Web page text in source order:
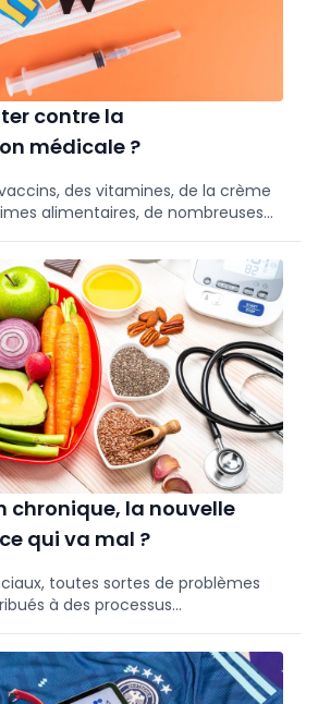
contre la
médicale ?
des vitamines, de la crème
alimentaires, de nombreuses
Quelle est la meilleure
?
la nouvelle
qui va mal ?
toutes sortes de problèmes
à des processus
inflammation chronique. La
est souvent un complément
régime anti-inflammatoire.